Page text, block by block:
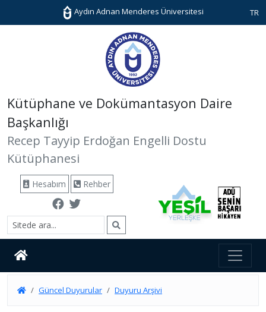
Aydın Adnan Menderes Üniversitesi TR
Kütüphane ve Dokümantasyon Daire
Başkanlığı
Recep Tayyip Erdoğan Engelli Dostu
Kütüphanesi
Hesabım Rehber
Güncel Duyurular Duyuru Arşivi